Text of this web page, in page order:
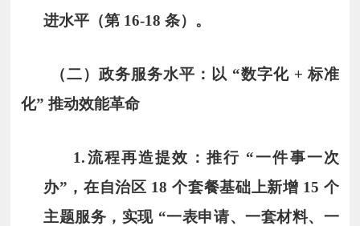
进水平（第 16-18 条）。
（二）政务服务水平：以 “数字化 + 标准
化” 推动效能革命
1.流程再造提效 ：推行 “一件事一次
办”，在自治区 18 个套餐基础上新增 15 个
主题服务，实现 “一表申请、一套材料、一